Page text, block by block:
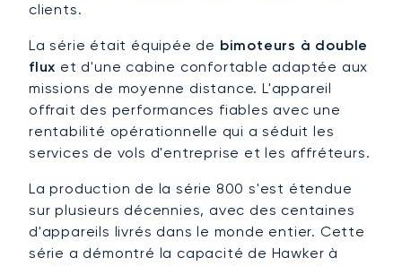
clients.
La série était équipée de bimoteurs à double
flux et d'une cabine confortable adaptée aux
missions de moyenne distance. L'appareil
offrait des performances fiables avec une
rentabilité opérationnelle qui a séduit les
services de vols d'entreprise et les affréteurs.
La production de la série 800 s'est étendue
sur plusieurs décennies, avec des centaines
d'appareils livrés dans le monde entier. Cette
série a démontré la capacité de Hawker à